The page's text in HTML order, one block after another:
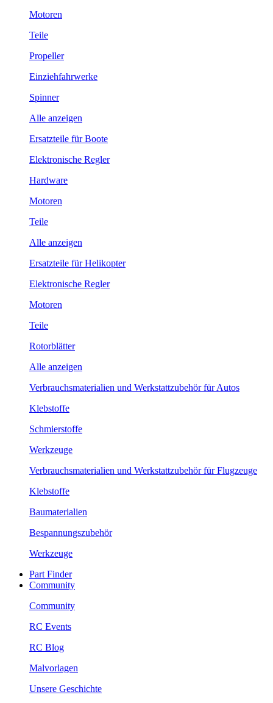
Motoren
Teile
Propeller
Einziehfahrwerke
Spinner
Alle anzeigen
Ersatzteile für Boote
Elektronische Regler
Hardware
Motoren
Teile
Alle anzeigen
Ersatzteile für Helikopter
Elektronische Regler
Motoren
Teile
Rotorblätter
Alle anzeigen
Verbrauchsmaterialien und Werkstattzubehör für Autos
Klebstoffe
Schmierstoffe
Werkzeuge
Verbrauchsmaterialien und Werkstattzubehör für Flugzeuge
Klebstoffe
Baumaterialien
Bespannungszubehör
Werkzeuge
Part Finder
Community
Community
RC Events
RC Blog
Malvorlagen
Unsere Geschichte